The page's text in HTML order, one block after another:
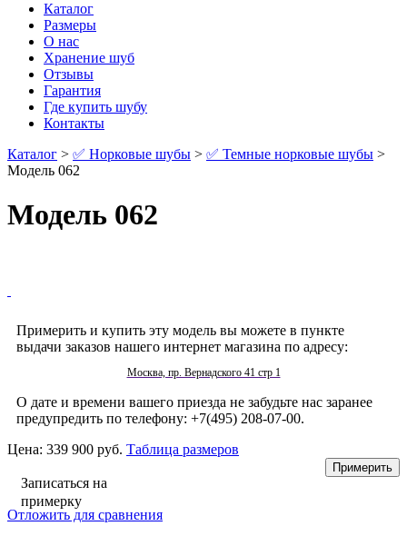
Каталог
Размеры
О нас
Хранение шуб
Отзывы
Гарантия
Где купить шубу
Контакты
Каталог > ✅ Норковые шубы > ✅ Темные норковые шубы >
Модель 062
Модель 062
Примерить и купить эту модель вы можете в пункте
выдачи заказов нашего интернет магазина по адресу:
Москва, пр. Вернадского 41 стр 1
О дате и времени вашего приезда не забудьте нас заранее
предупредить по телефону: +7(495) 208-07-00.
Цена: 339 900 руб. Таблица размеров
Записаться на
примерку
Отложить для сравнения